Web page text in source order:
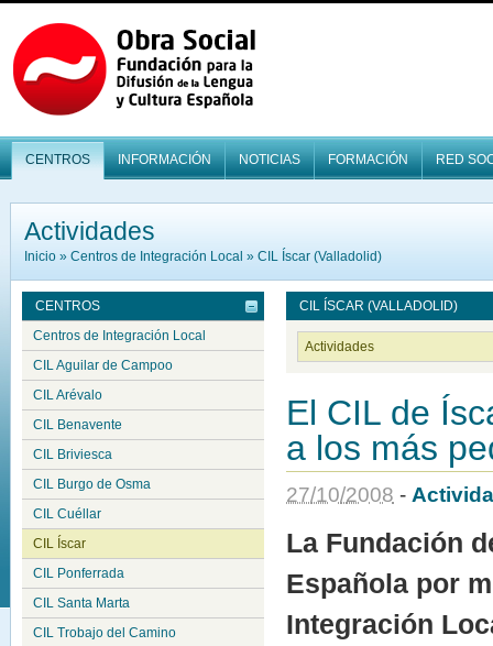
CENTROS INFORMACIÓN NOTICIAS FORMACIÓN RED
Actividades
Inicio » Centros de Integración Local » CIL Íscar (Valladolid)
CENTROS
Centros de Integración Local
CIL Aguilar de Campoo
CIL Arévalo
CIL Benavente
CIL Briviesca
CIL Burgo de Osma
CIL Cuéllar
CIL Íscar
CIL Ponferrada
CIL Santa Marta
CIL Trobajo del Camino
CIL ÍSCAR (VALLADOLID)
Actividades
El CIL de
a los más
27/10/2008 -
La Fundación
Española por
Integración